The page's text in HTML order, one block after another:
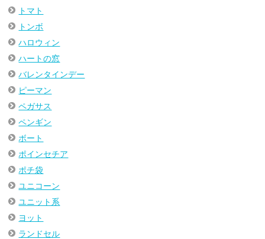
トマト
トンボ
ハロウィン
ハートの窓
バレンタインデー
ピーマン
ペガサス
ペンギン
ボート
ポインセチア
ポチ袋
ユニコーン
ユニット系
ヨット
ランドセル